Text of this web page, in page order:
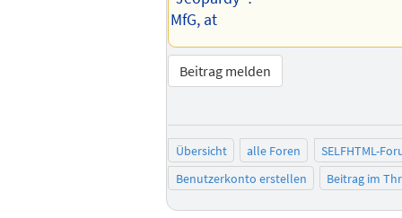
MfG, at
Beitrag melden
Übersicht alle Foren
SELFHTML-
Benutzerkonto erstellen
Beitrag im